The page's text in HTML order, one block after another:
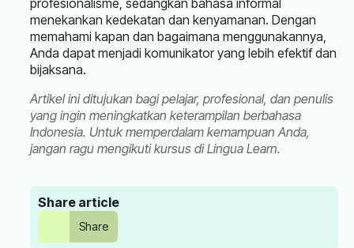
menekankan kedekatan dan kenyamanan. Dengan
memahami kapan dan bagaimana menggunakannya,
Anda dapat menjadi komunikator yang lebih efektif dan
bijaksana.
Artikel ini ditujukan bagi pelajar, profesional, dan penulis
yang ingin meningkatkan keterampilan berbahasa
Indonesia. Untuk memperdalam kemampuan Anda,
jangan ragu mengikuti kursus di Lingua Learn.
Share article
Share